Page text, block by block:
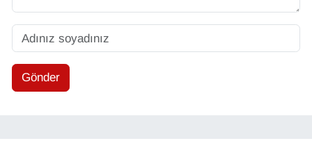
Gönder